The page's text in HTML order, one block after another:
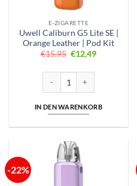
E-ZIGARETTE
Uwell Caliburn G5 Lite SE |
Orange Leather | Pod Kit
€15,95 Ursprünglicher
Preis
€12,49Aktueller
IN DEN WARENKORB
-22%